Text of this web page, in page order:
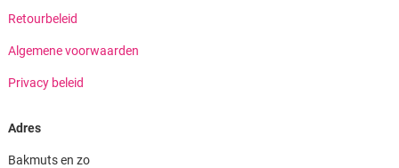
Retourbeleid
Algemene voorwaarden
Privacy beleid
Adres
Bakmuts en zo